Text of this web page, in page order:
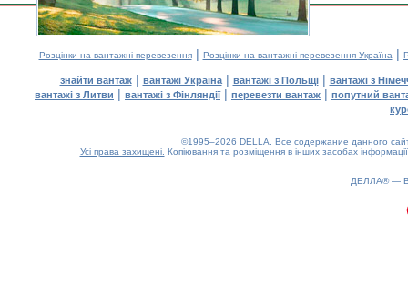
Розцінки на вантажні перевезення| Розцінки на вантажні перевезення Україна |
знайти вантаж| вантажі Україна| вантажі з Польщі| вантажі з
вантажі з Литви | вантажі з Фінляндії| перевезти вантаж | попутний
©1995–2026 DELLA. Все содержание данного
Усі права захищені. Копіювання та розміщення в інших засобах
ДЕЛЛА® —